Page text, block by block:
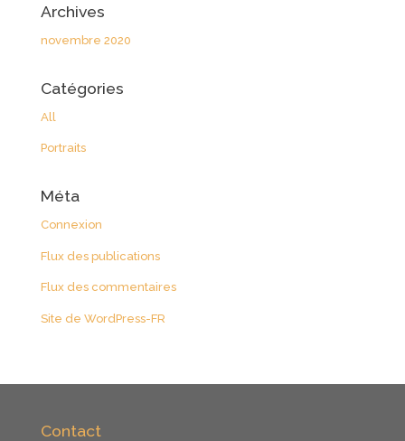
Archives
novembre 2020
Catégories
All
Portraits
Méta
Connexion
Flux des publications
Flux des commentaires
Site de WordPress-FR
Contact